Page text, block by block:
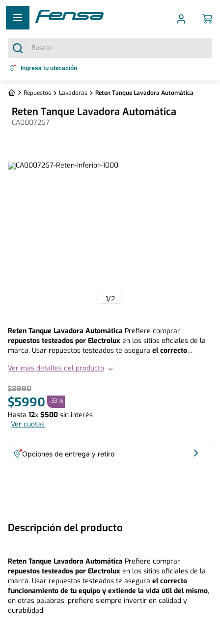
Buscar
Términos más buscados
3. bottom freezer
Ingresa tu ubicación
Repuestos Lavadoras Reten Tanque Lavadora Automática
Reten Tanque Lavadora Automática
CA0007267
1/2
Reten Tanque Lavadora Automática Prefiere comprar
repuestos testeados por Electrolux en los sitios oficiales de la
marca. Usar repuestos testeados te asegura el correcto
en otras palabras, prefiere siempre invertir en calidad y
Compatibilidad: Infinity 10 Bw | Infinity 10 S W | Infinity 11 B W |
Infinity 11 S W | Infinity 10 Bwg | Infinity 10 Swg | Infinity 11 Bwg |
Infinity 11 Swg | Infinity 12 Bwg | Infinity 12 Swg | Infinity 14 Bwg |
Infinity 14 Swg | Infinity 15 Bwg | Infinity 15 Swg | Evoluzione 9 Bx
Evoluzione 11 Sx | Evoluzione 9 Bxg | Evoluzione 9 Sxg |
Evoluzione 10 Bxg | Evoluzione 11 Bxg | Evoluzione 11 Sxg |
Evoluzione 12 Bxg | Evoluzione 13 Bxg | Evoluzione 13 Sxg |
Impressive W10 | Impressive W11 | Impressive W12 | Impressive
S17 | Impressive 14 Sz | Impressive 15 Wz | Impressive 16 Sz |
Impressive 18 Sz | Impressive 20 Sz | Elegant 16 X | Elegant 18 X
| Elegant 21 X | Ewcl 16x | Ewcl 17x | Ewcl 18x | Ewclpro S16
Ver más detalles del producto
$8990
$5990 -33 %
Hasta 12x $500 sin interés
Ver cuotas
Opciones de entrega y retiro
Descripción del producto
Reten Tanque Lavadora Automática Prefiere comprar
repuestos testeados por Electrolux en los sitios oficiales de la
marca. Usar repuestos testeados te asegura el correcto
funcionamiento de tu equipo y extiende la vida útil del mismo,
en otras palabras, prefiere siempre invertir en calidad y
durabilidad.